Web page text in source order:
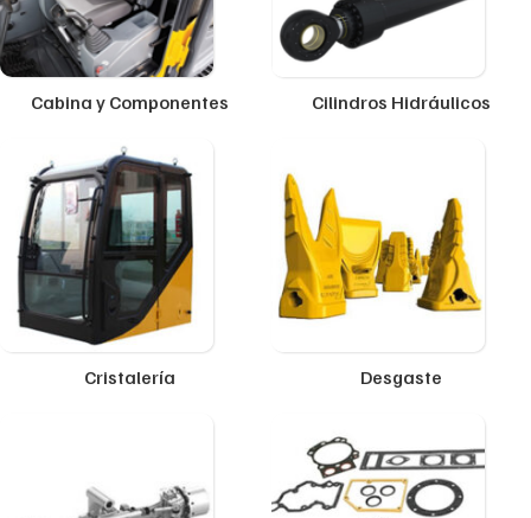
Cabina y Componentes Cilindros Hidráulicos
Cristalería Desgaste